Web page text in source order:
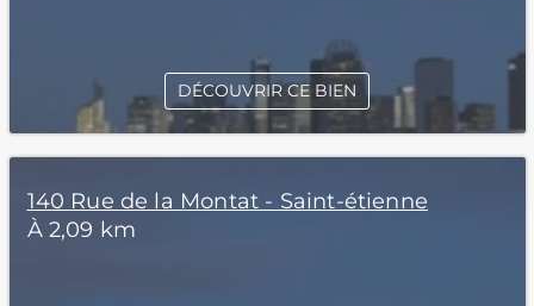
DÉCOUVRIR CE BIEN
140 Rue de la Montat - Saint-étienne
À 2,09 km